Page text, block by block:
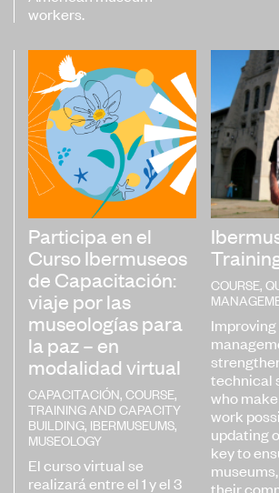
Plataforma de Diagnósticos
Get in touch
Subscribe to our
workers.
Participa en el
Curso Ibermuseos
de Capacitación:
viaje por las
museologías para
la paz – en
modalidad virtual
CAPACITACIÓN,COURSE,
TRAINING AND CAPACITY
BUILDING, IBERMUSEUMS,
MUSEOLOGY
El curso virtual se
realizará entre el 1 y el 3
COURSE,
technical
who
work
updating
key to
their